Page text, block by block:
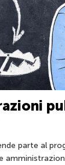
parte al